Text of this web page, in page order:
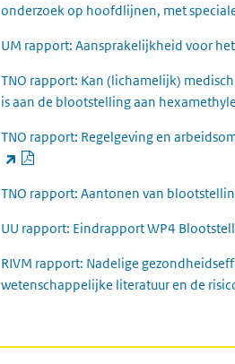
onderzoek op hoofdlijnen, met
UM rapport: Aansprakelijkheid voor
TNO rapport: Kan (lichamelijk)
is aan de blootstelling aan
TNO rapport: Regelgeving en
TNO rapport: Aantonen van
UU rapport: Eindrapport WP4
RIVM rapport: Nadelige
wetenschappelijke literatuur en de